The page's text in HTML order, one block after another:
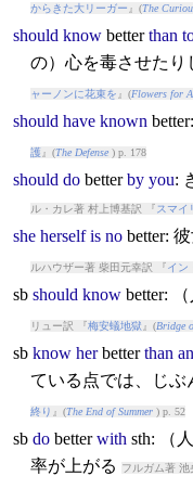
からきた大リーガー 』(The
should know better than
の）心を毒させたり
ャーノンに花束を 』(Flowers for
should have known better
護』(The Defense) p. 178
should do better by you:
ル・カレ著 村上博基訳 『スマイ
she herself is no better:
ルハウザー著 柴田元幸訳 『イン
sb should know better:
リュー訳 『梅安蟻地獄 』(Bridge
sb know her better than
ている点では、じぶ
終り 』(The End of Summer) p. 52
sb do better with sth: （
率が上がる
フルガム著 池